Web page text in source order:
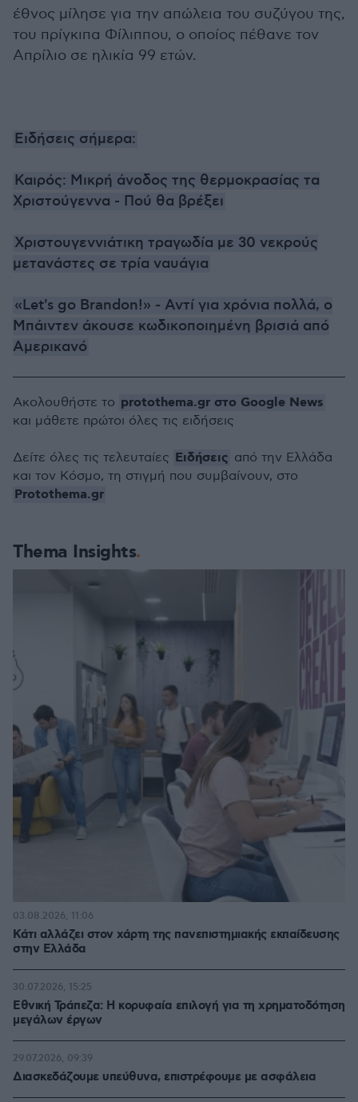
έθνος μίλησε για την απώλεια του συζύγου της,
του πρίγκιπα Φίλιππου, ο οποίος πέθανε τον
Απρίλιο σε ηλικία 99 ετών.
Ειδήσεις σήμερα:
Καιρός: Μικρή άνοδος της θερμοκρασίας τα
Χριστούγεννα - Πού θα βρέξει
Χριστουγεννιάτικη τραγωδία με 30 νεκρούς
μετανάστες σε τρία ναυάγια
«Let's go Brandon!» - Αντί για χρόνια πολλά, ο
Μπάιντεν άκουσε κωδικοποιημένη βρισιά από
Αμερικανό
Thema Insights
Κάτι αλλάζει στον χάρτη της πανεπιστημιακής εκπαίδευσης
στην Ελλάδα
03.08.2026, 11:06
Εθνική Τράπεζα: Η κορυφαία επιλογή για τη χρηματοδότηση
μεγάλων έργων
30.07.2026, 15:25
Διασκεδάζουμε υπεύθυνα, επιστρέφουμε με ασφάλεια
29.07.2026, 09:39
Ακολουθήστε το protothema.gr στο Google News
και μάθετε πρώτοι όλες τις ειδήσεις
Δείτε όλες τις τελευταίες Ειδήσεις από την Ελλάδα
και τον Κόσμο, τη στιγμή που συμβαίνουν, στο
Protothema.gr